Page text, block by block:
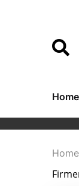
Home
Home